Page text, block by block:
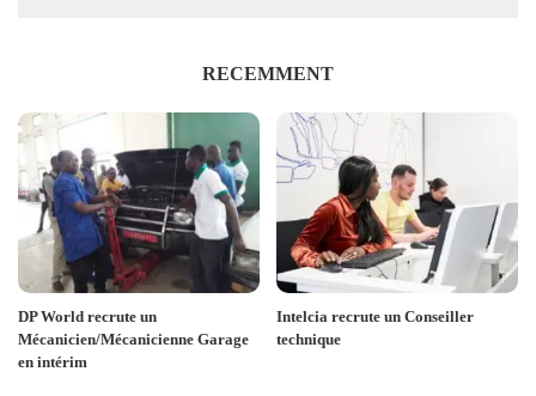
RECEMMENT
DP World recrute un
Mécanicien/Mécanicienne Garage
en intérim
Intelcia recrute un Conseiller
technique